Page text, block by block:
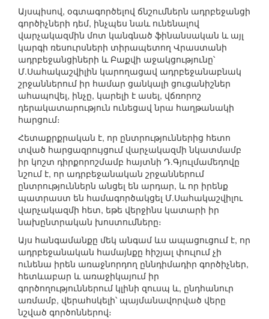
Այսպիսով, օգտագործելով ճնշումներն ադրբեջանցի
գործիչների դեմ, ինչպես նաև ունենալով
վարչակազմին մոտ կանգնած ֆինանսական և այլ
կարգի ռեսուրսների տիրապետող Վրաստանի
ադրբեջանցիների և Բաքվի աջակցությունը՝
Մ.Սահակաշվիլին կարողացավ ադրբեջանաբնակ
շրջաններում իր համար ցանկալի ցուցանիշներ
ահապովել, ինչը, կարելի է ասել, վճռորոշ
դերակատարություն ունեցավ նրա հաղթանակի
հարցում։
Հետաքրքրական է, որ ընտրություններից հետո
տված հարցազրույցում վարչակազմի նկատմամբ
իր կոշտ դիրքորոշմամբ հայտնի Դ.Գյուլմամեդովը
նշում է, որ ադրբեջանական շրջաններում
ընտրություններն անցել են արդար, և որ իրենք
պատրաստ են համագործակցել Մ.Սահակաշվիլու
վարչակազմի հետ, եթե վերջինս կատարի իր
նախընտրական խոստումները։
Այս հանգամանքը մեկ անգամ ևս ապացուցում է, որ
ադրբեջանական համայնքը հիշյալ փուլում չի
ունենա իրեն առաջնորդող ըննդիմադիր գործիչներ,
հետևաբար և առաջիկայում իր
գործողություններում կլինի զուսպ և, ընդհանուր
առմամբ, վերահսկելի՝ պայմանավորված վերը
նշված գործոններով։